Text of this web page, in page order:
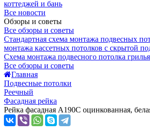
коттеджей и бань
Все новости
Обзоры и советы
Все обзоры и советы
Стандартная схема монтажа подвесных
монтажа кассетных потолков с скрытой
Схема монтажа подвесного потолка
Все обзоры и советы
Главная
Подвесные потолки
Реечный
Фасадная рейка
Рейка фасадная A190С оцинкованная,